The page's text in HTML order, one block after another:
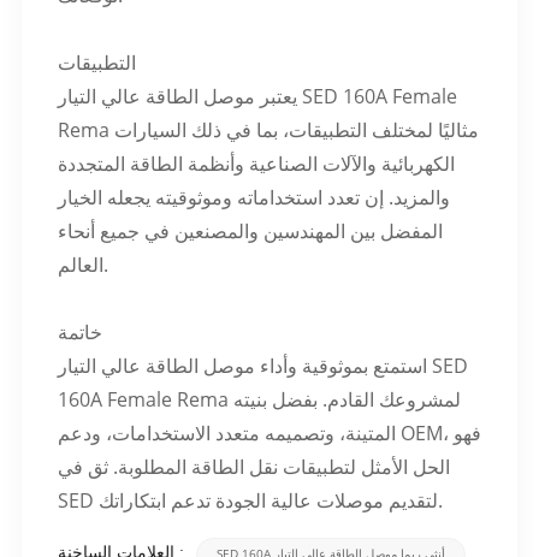
التطبيقات
يعتبر موصل الطاقة عالي التيار SED 160A Female
Rema مثاليًا لمختلف التطبيقات، بما في ذلك السيارات
الكهربائية والآلات الصناعية وأنظمة الطاقة المتجددة
والمزيد. إن تعدد استخداماته وموثوقيته يجعله الخيار
المفضل بين المهندسين والمصنعين في جميع أنحاء
العالم.
خاتمة
استمتع بموثوقية وأداء موصل الطاقة عالي التيار SED
160A Female Rema لمشروعك القادم. بفضل بنيته
المتينة، وتصميمه متعدد الاستخدامات، ودعم OEM، فهو
الحل الأمثل لتطبيقات نقل الطاقة المطلوبة. ثق في
SED لتقديم موصلات عالية الجودة تدعم ابتكاراتك.
العلامات الساخنة : SED 160A أنثى ريما موصل الطاقة عالي التيار